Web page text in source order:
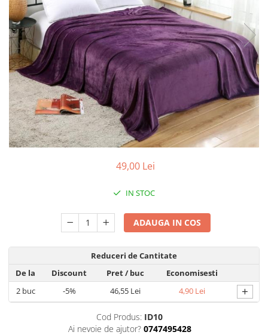
49,00 Lei
IN STOC
ADAUGA IN COS
Reduceri de Cantitate
De la
Discount Pret/ buc
Economisesti
2buc -5% 46,55 Lei 4,90 Lei +
Cod Produs: ID10
Ai nevoie de ajutor? 0747495428